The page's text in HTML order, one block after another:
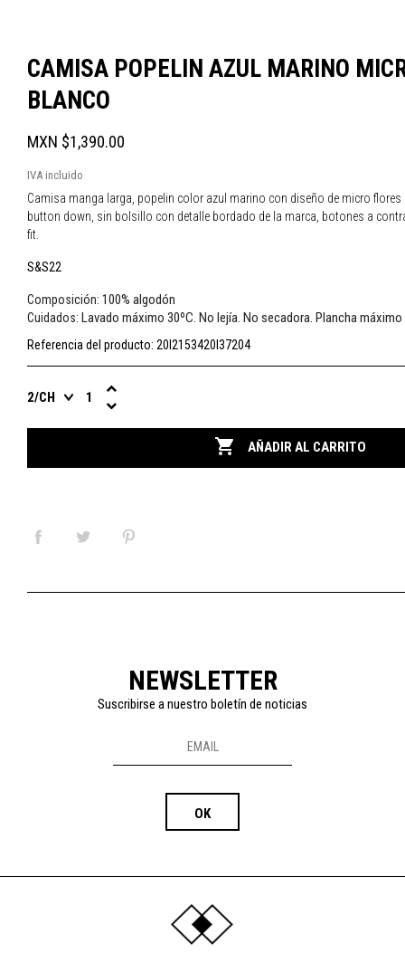
CAMISA POPELIN AZUL MARINO
BLANCO
MXN $1,390.00
IVA incluido
Camisa manga larga, popelin color azul marino con diseño de micro
button down, sin bolsillo con detalle bordado de la marca, botones a
fit.
S&S22
Composición: 100% algodón
Cuidados: Lavado máximo 30ºC. No lejía. No secadora. Plancha máximo
Referencia del producto: 20I2153420I37204
 AÑADIR AL CARRITO
NEWSLETTER
Suscribirse a nuestro boletín de noticias